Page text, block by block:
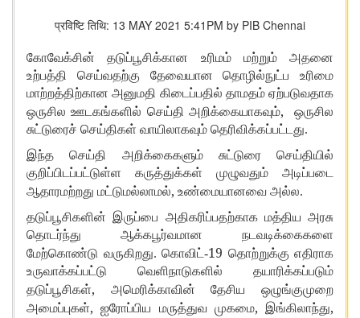
प्रविष्टि तिथि: 13 MAY 2021 5:41PM by PIB Chennai
கோவேக்சின் தடுப்பூசிக்கான உரிமம் மற்றும் அதனை
உற்பத்தி செய்வதற்கு தேவையான தொழில்நுட்ப உரிமை
மாற்றத்திற்கான அனுமதி கிடைப்பதில் தாமதம் ஏற்படுவதாக
ஒருசில ஊடகங்களில் செய்தி அறிக்கையாகவும்,ஒருசில
சுட்டுரைச் செய்திகள் வாயிலாகவும் தெரிவிக்கப்பட்டது.
இந்த செய்தி அறிக்கைகளும் சுட்டுரை செய்தியில்
குறிப்பிடப்பட்டுள்ள கருத்துக்கள் முழுவதும் அடிப்படை
ஆதாரமற்றது மட்டுமல்லாமல், உண்மையானவை அல்ல.
தடுப்பூசிகளின் இருப்பை அதிகரிப்பதற்காக மத்திய அரசு
தொடர்ந்து ஆக்கபூர்வமான நடவடிக்கைகளை
மேற்கொண்டு வருகிறது. கொவிட்-19 தொற்றுக்கு எதிராக
உருவாக்கப்பட்டு வெளிநாடுகளில் தயாரிக்கப்படும்
தடுப்பூசிகள்,
அமெரிக்காவின் தேசிய ஒழுங்குமுறை
அமைப்புகள்,ஐரோப்பிய மருத்துவ முகமை, இங்கிலாந்து,